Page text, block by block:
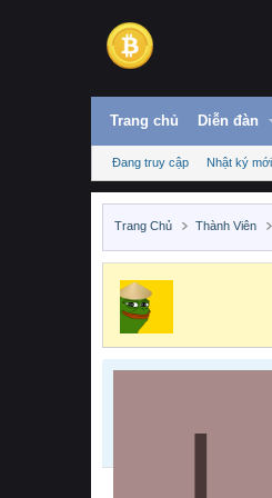
Trang chủ Diễn đàn
Đang truy cập Nhật ký mới
Trang Chủ Thành Viên